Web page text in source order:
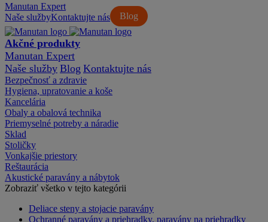
Manutan Expert
Naše služby
Blog
Kontaktujte nás
Akčné produkty
Manutan Expert
Naše služby Blog Kontaktujte nás
Bezpečnosť a zdravie
Hygiena, upratovanie a koše
Kancelária
Obaly a obalová technika
Priemyselné potreby a náradie
Sklad
Stoličky
Vonkajšie priestory
Reštaurácia
Akustické paravány a nábytok
Zobraziť všetko v tejto kategórii
Deliace steny a stojacie paravány
Ochranné paravány a priehradky, paravány na priehradky